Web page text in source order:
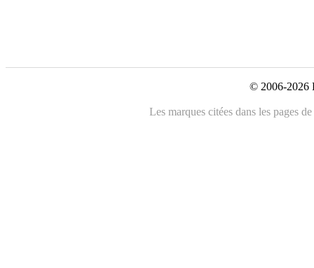
© 2006-2026
Les marques citées dans les pages